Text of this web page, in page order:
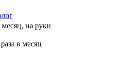
месяц, на руки
в месяц